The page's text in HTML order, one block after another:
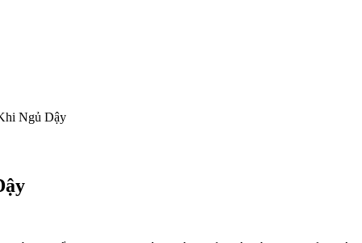
Ngủ Dậy